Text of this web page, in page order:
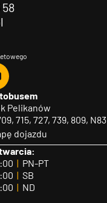
Pelikanów
715, 727, 739, 809, N83
dojazdu
| PN-PT
| SB
| ND